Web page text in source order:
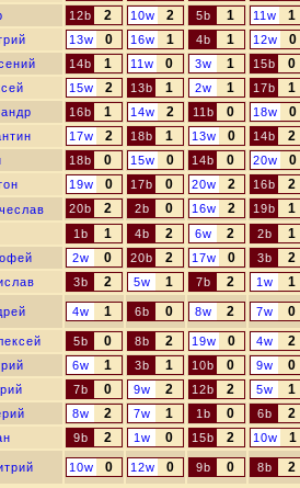
12b 2 10w 2 5b 1 11w 1
13w 0 16w 1 4b 1 12w 0
14b 1 11w 0 3w 1 15b 0
15w 2 13b 1 2w 1 17b 1
16b 1 14w 2 11b 0 18w 0
17w 2 18b 1 13w 0 14b 2
18b 0 15w 0 14b 0 20w 0
19w 0 17b 0 20w 2 16b 2
20b 2 2b 0 16w 2 19b 1
1b 1 4b 2 6w 2 2b 1
2w 0 20b 2 17w 0 3b 2
3b 2 5w 1 7b 2 1w 1
4w 1 6b 0 8w 2 7w 0
5b 0 8b 2 19w 0 4w 2
6w 1 3b 1 10b 0 9w 0
7b 0 9w 2 12b 2 5w 1
8w 2 7w 1 1b 0 6b 2
9b 2 1w 0 15b 2 10w 1
10w 0 12w 0 9b 0 8b 2